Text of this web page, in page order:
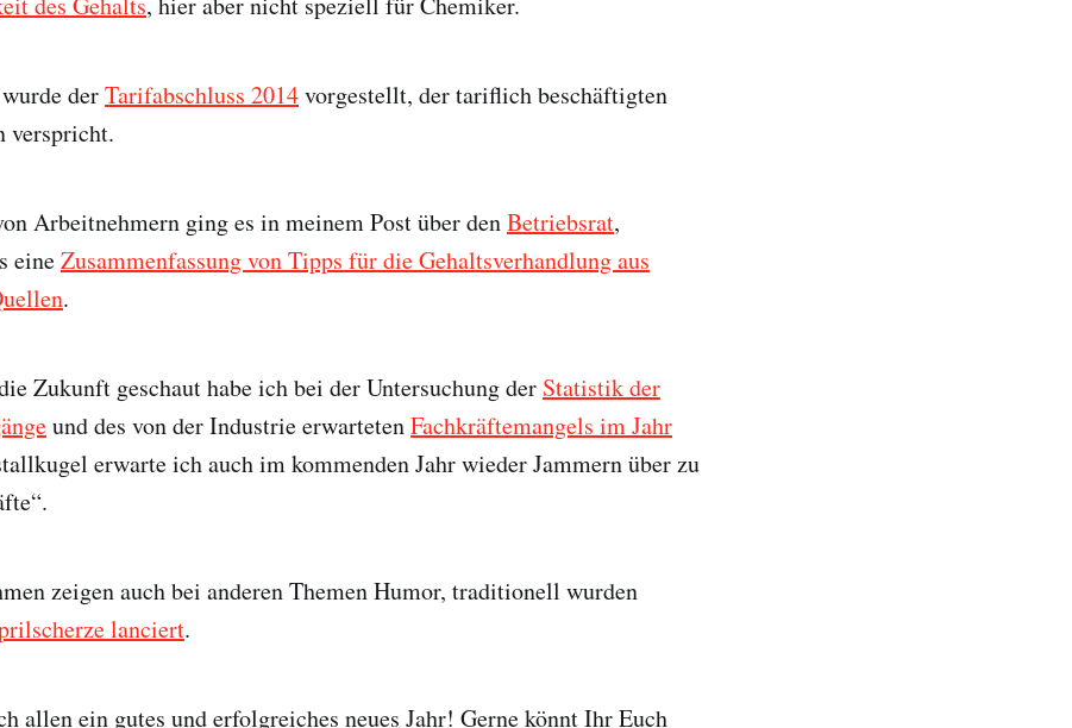
derTarifabschluss 2014vorgestellt, der tariflich beschäftigten
verspricht.
Arbeitnehmern ging es in meinem Post über denBetriebsrat,
eineZusammenfassung von Tipps für die Gehaltsverhandlung aus
.
Zukunft geschaut habe ich bei der Untersuchung der Statistik der
und des von der Industrie erwartetenFachkräftemangels im Jahr
erwarte ich auch im kommenden Jahr wieder Jammern über zu
zeigen auch bei anderen Themen Humor, traditionell wurden
lanciert.
allen ein gutes und erfolgreiches neues Jahr! Gerne könnt Ihr Euch